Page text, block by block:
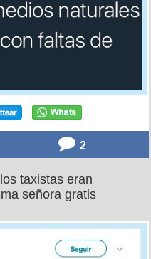
2
taxistas eran
señora gratis